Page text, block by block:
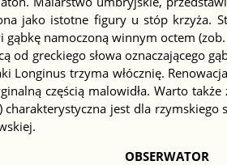
jako istotne figury u stóp krzyża.
gąbkę namoczoną winnym octem
od greckiego słowa oznaczającego
Longinus trzyma włócznię.
częścią malowidła. Warto
jest dla rzymskiego
OBSERWATOR